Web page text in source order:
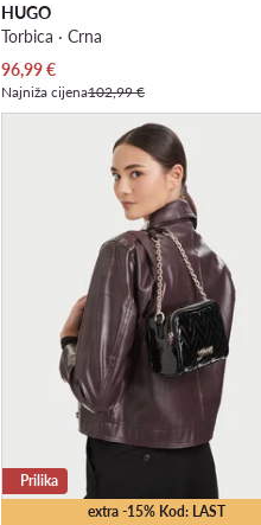
HUGO
Torbica · Crna
Trenutna cijena
96,99€
Najniža cijena102,99 €
extra -15% Kod: LAST
Prilika